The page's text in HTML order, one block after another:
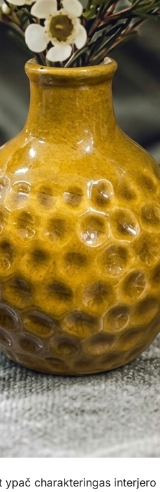
ypač charakteringas